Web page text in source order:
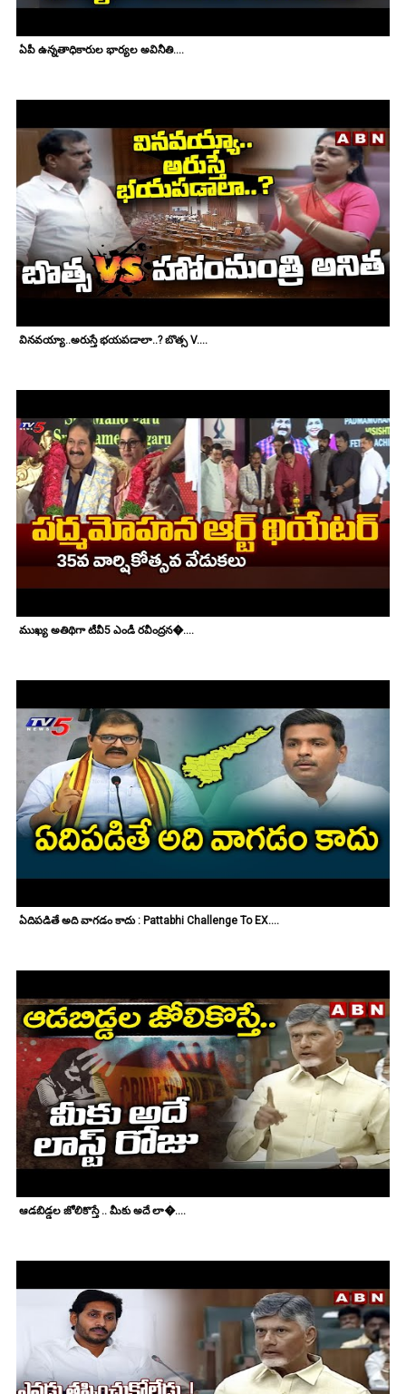
ఏపీ ఉన్నతాధికారుల భార్యల అవినీతి....
వినవయ్యా..అరుస్తే భయపడాలా..? బొత్స V....
ముఖ్య అతిథిగా టీవీ5 ఎండీ రవీంద్రన�....
ఏదిపడితే అది వాగడం కాదు : Pattabhi Challenge To EX....
ఆడబిడ్డల జోలికొస్తే .. మీకు అదే లా�....